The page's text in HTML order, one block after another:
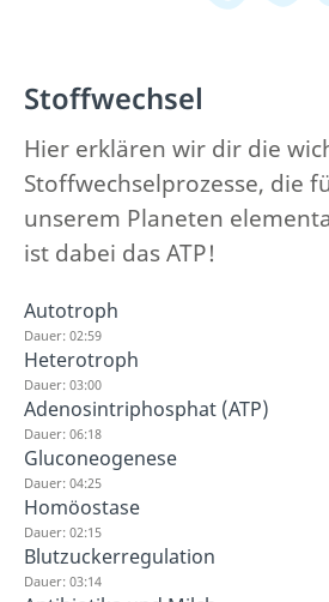
Stoffwechsel
Hier erklären wir dir die
Stoffwechselprozesse, die
unserem Planeten
ist dabei das ATP!
Autotroph
Dauer: 02:59
Heterotroph
Dauer: 03:00
Adenosintriphosphat (ATP)
Dauer: 06:18
Gluconeogenese
Dauer: 04:25
Homöostase
Dauer: 02:15
Blutzuckerregulation
Dauer: 03:14